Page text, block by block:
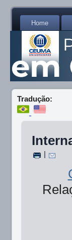
Home
Tradução: